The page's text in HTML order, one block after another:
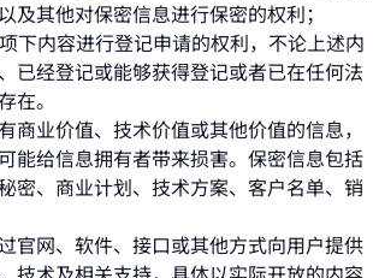
及其他对保密信息进行保密的权利；
项下内容进行登记申请的权利，不论上述内
已经登记或能够获得登记或者已在任何法
在。
商业价值、技术价值或其他价值的信息，
能给信息拥有者带来损害。保密信息包括
密、商业计划、技术方案、客户名单、销
官网、软件、接口或其他方式向用户提供